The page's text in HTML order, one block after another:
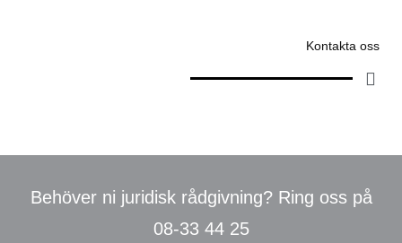
Kontakta oss
Behöver ni juridisk rådgivning? Ring oss på
08-33 44 25